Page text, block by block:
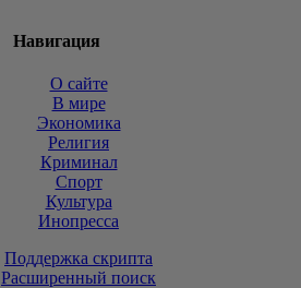
Навигация
О сайте
В мире
Экономика
Религия
Криминал
Спорт
Культура
Инопресса
Поддержка скрипта
Расширенный поиск